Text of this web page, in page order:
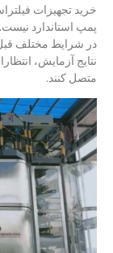
خرید تجهیزات
پمپ استاندارد
در شرایط مختلف قبل
نتایج آزمایش،
متصل کنند.